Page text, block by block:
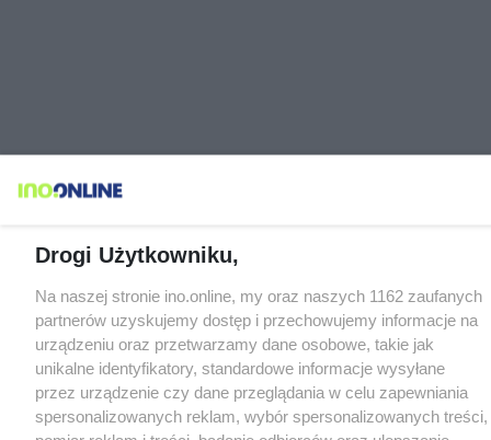
Drogi Użytkowniku,
Na naszej stronie ino.online, my oraz naszych 1162 zaufanych
partnerów uzyskujemy dostęp i przechowujemy informacje na
urządzeniu oraz przetwarzamy dane osobowe, takie jak
unikalne identyfikatory, standardowe informacje wysyłane
przez urządzenie czy dane przeglądania w celu zapewniania
spersonalizowanych reklam, wybór spersonalizowanych treści,